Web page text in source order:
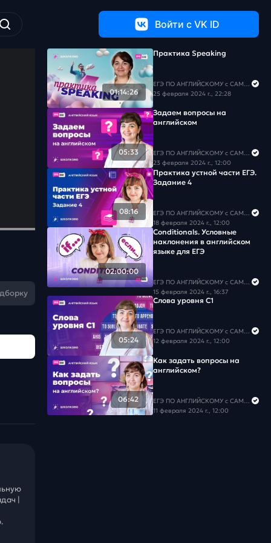
Войти c VK ID
|
01:14:26
Практика Speaking
ЕГЭ ПО АНГЛИЙСКОМУ с САМИРОЙ COOLешовой
25 февраля 2024 г., 22:28
05:33
Задаем вопросы на
английском
ЕГЭ ПО АНГЛИЙСКОМУ с САМИРОЙ COOLешовой
23 февраля 2024 г., 12:00
08:16
Практика устной части ЕГЭ.
Задание 4
ЕГЭ ПО АНГЛИЙСКОМУ с САМИРОЙ COOLешовой
18 февраля 2024 г., 12:00
02:00:00
Conditionals. Условные
наклонения в английском
языке для ЕГЭ
ЕГЭ ПО АНГЛИЙСКОМУ с САМИРОЙ COOLешовой
15 февраля 2024 г., 16:37
05:24
Слова уровня С1
ЕГЭ ПО АНГЛИЙСКОМУ с САМИРОЙ COOLешовой
12 февраля 2024 г., 12:00
06:42
Как задать вопросы на
английском?
ЕГЭ ПО АНГЛИЙСКОМУ с САМИРОЙ COOLешовой
11 февраля 2024 г., 12:00